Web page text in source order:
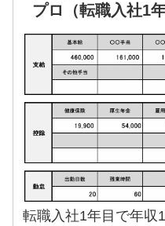
プロ（転職入社1
転職入社1年目で年収